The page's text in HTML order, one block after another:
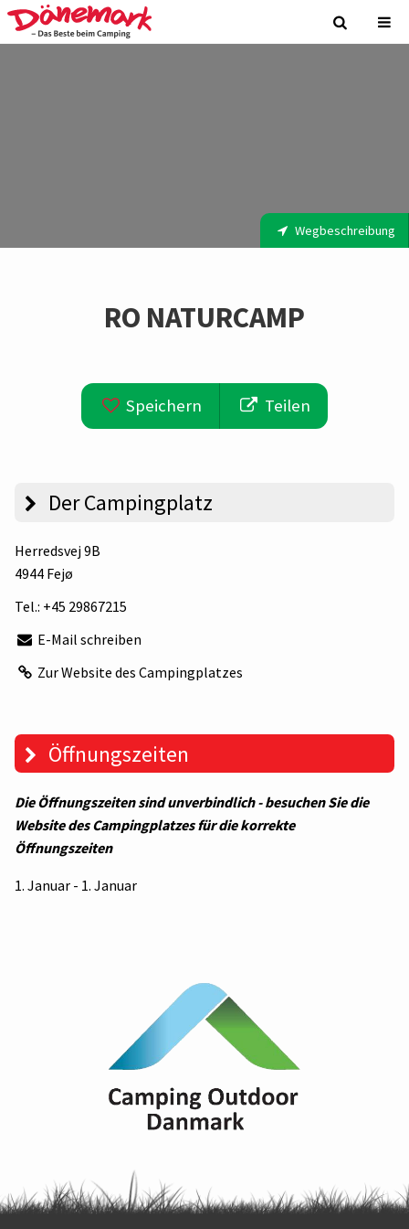
Wegbeschreibung
RO NATURCAMP
Speichern Teilen
Der Campingplatz
Herredsvej 9B
4944 Fejø
Tel.: +45 29867215
E-Mail schreiben
Zur Website des Campingplatzes
Öffnungszeiten
Die Öffnungszeiten sind unverbindlich - besuchen Sie die
Website des Campingplatzes für die korrekte
Öffnungszeiten
1. Januar - 1. Januar